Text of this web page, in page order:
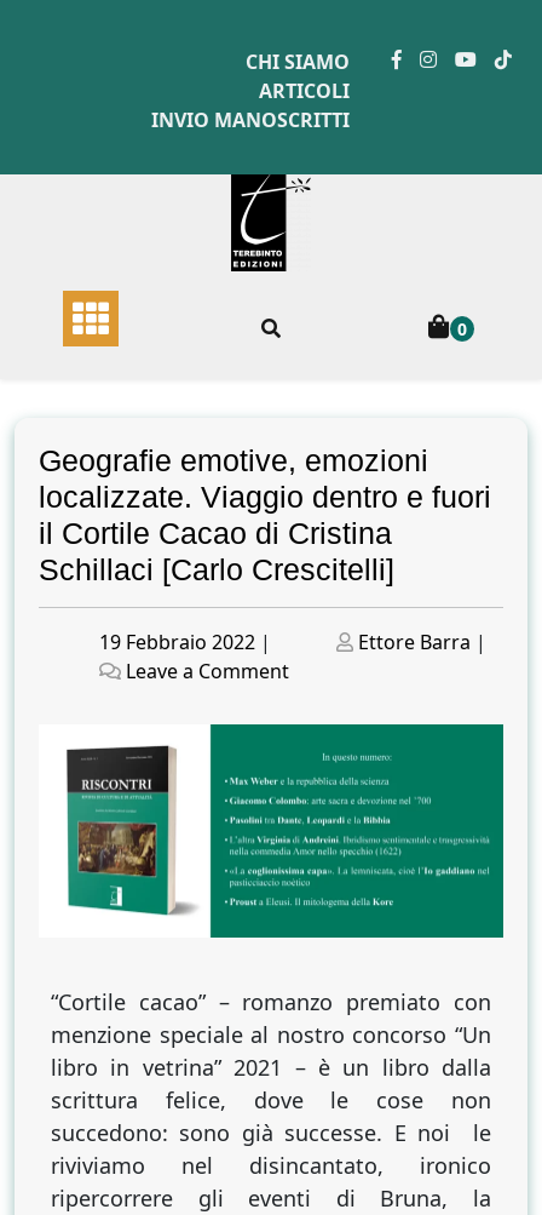
CHI SIAMO
ARTICOLI
INVIO MANOSCRITTI
0
Geografie emotive, emozioni
localizzate. Viaggio dentro e fuori
il Cortile Cacao di Cristina
Schillaci [Carlo Crescitelli]
Posted
on
19 Febbraio 2022 |
Posted
Ettore Barra |
Leave a Commenton
emotive,
emozioni
localizzate.
Viaggio
dentro
e
fuori
il
di
Cristina
Schillaci
[Carlo
Crescitelli]
“Cortile cacao” – romanzo premiato con
menzione speciale al nostro concorso “Un
libro in vetrina” 2021 – è un libro dalla
scrittura felice, dove le cose non
succedono: sono già successe. E noi le
riviviamo nel disincantato, ironico
ripercorrere gli eventi di Bruna, la